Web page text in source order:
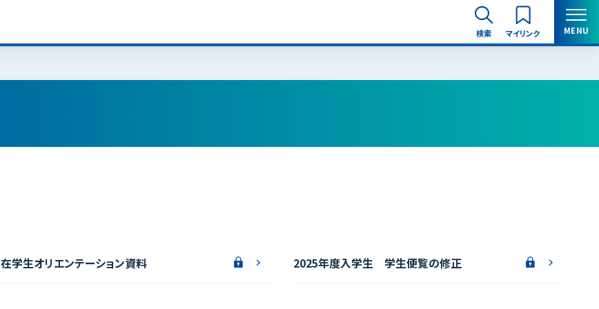
検索 マイリンク MENU
在学生オリエンテーション資料 2025年度入学生 学生便覧の修正